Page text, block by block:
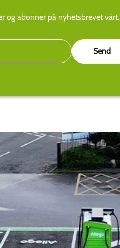
og abonner på nyhetsbrevet vårt.